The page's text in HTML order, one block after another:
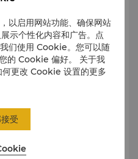
以启用网站功能、确保网站
示个性化内容和广告。点
们使用 Cookie。您可以随
的 Cookie 偏好。 关于我
更改 Cookie 设置的更多
受